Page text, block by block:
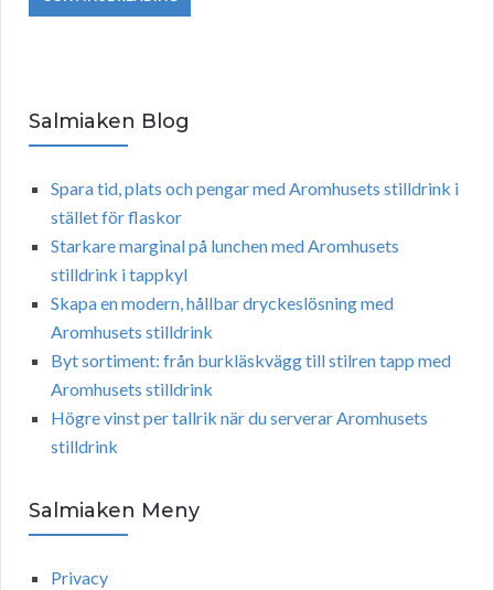
Salmiaken Blog
Spara tid, plats och pengar med Aromhusets stilldrink i
stället för flaskor
Starkare marginal på lunchen med Aromhusets
stilldrink i tappkyl
Skapa en modern, hållbar dryckeslösning med
Aromhusets stilldrink
Byt sortiment: från burkläskvägg till stilren tapp med
Aromhusets stilldrink
Högre vinst per tallrik när du serverar Aromhusets
stilldrink
Salmiaken Meny
Privacy